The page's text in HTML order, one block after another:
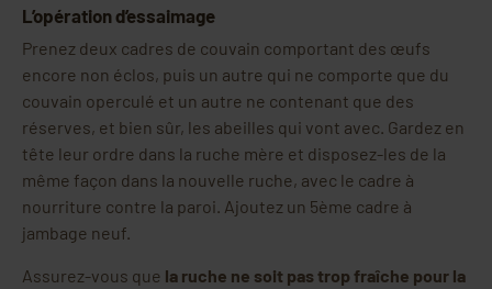
L’opération d’essaimage
Prenez deux cadres de couvain comportant des œufs
encore non éclos, puis un autre qui ne comporte que du
couvain operculé et un autre ne contenant que des
réserves, et bien sûr, les abeilles qui vont avec. Gardez en
tête leur ordre dans la ruche mère et disposez-les de la
même façon dans la nouvelle ruche, avec le cadre à
nourriture contre la paroi. Ajoutez un 5ème cadre à
jambage neuf.
Assurez-vous que la ruche ne soit pas trop fraîche pour la